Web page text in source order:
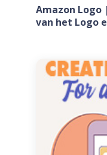
Amazon Logo
van het Logo